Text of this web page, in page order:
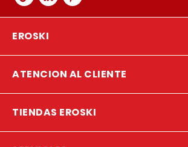
EROSKI
ATENCION AL CLIENTE
TIENDAS EROSKI